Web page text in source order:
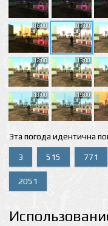
06:00 07:00
12:00 13:00
18:00 19:00
Эта погода идентична
3 515 771
2051